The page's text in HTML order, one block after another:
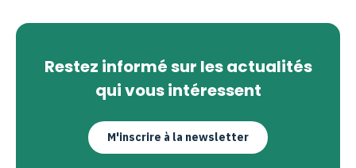
Restez informé sur les actualités
qui vous intéressent
M'inscrire à la newsletter